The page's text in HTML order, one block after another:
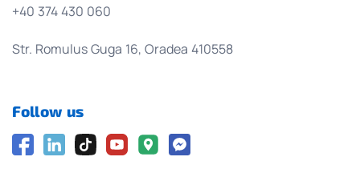
+40 374 430 060
Str. Romulus Guga 16, Oradea 410558
Follow us